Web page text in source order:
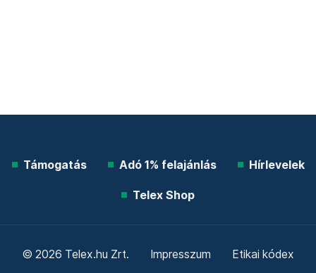
Támogatás Adó 1% felajánlás Hírlevelek
Telex Shop
© 2026 Telex.hu Zrt. Impresszum Etikai kódex